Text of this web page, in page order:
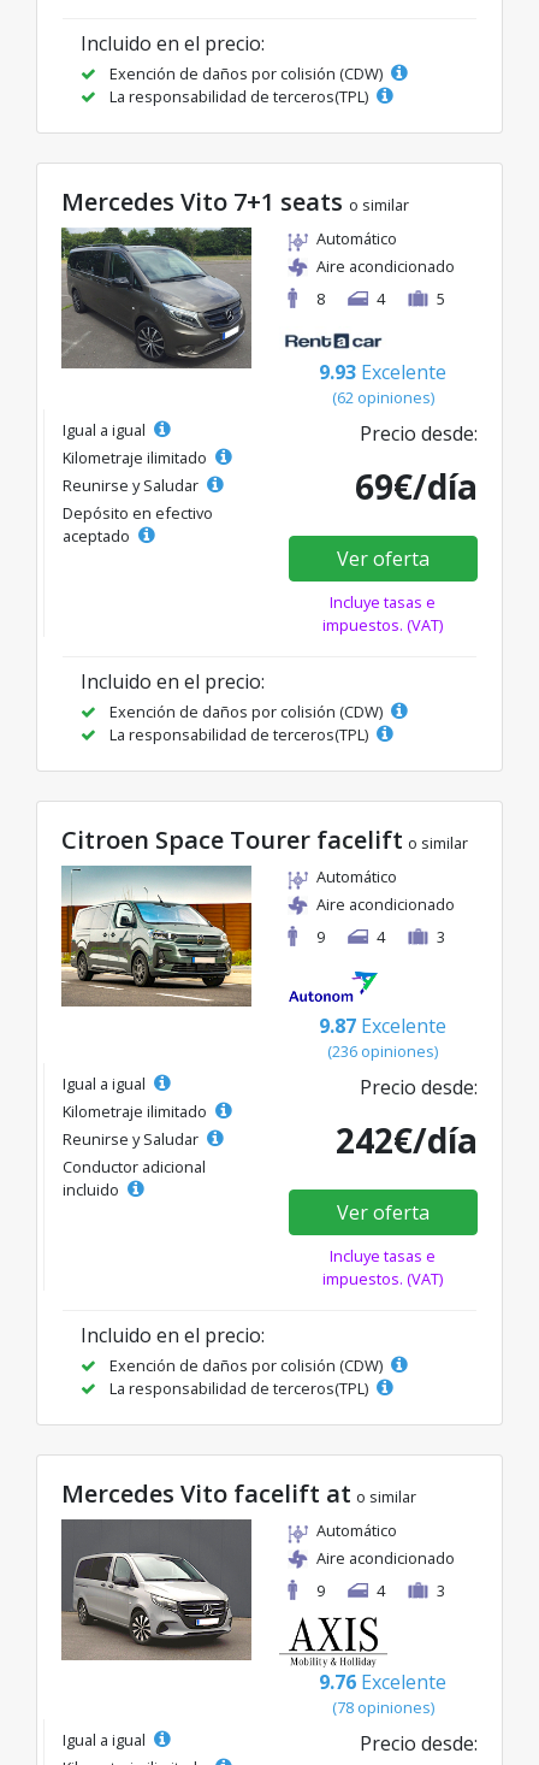
Incluido en el precio:
Exención de daños por colisión (CDW)
La responsabilidad de terceros(TPL)
Mercedes Vito 7+1 seats o similar
Automático
Aire acondicionado
8
4 5
9.93 Excelente
(62 opiniones)
Igual a igual
Kilometraje ilimitado
Reunirse y Saludar
Depósito en efectivo
aceptado
Precio desde:
69€/día
Ver oferta
Incluye tasas e
impuestos. (VAT)
Incluido en el precio:
Exención de daños por colisión (CDW)
La responsabilidad de terceros(TPL)
Citroen Space Tourer facelift o similar
Automático
Aire acondicionado
9
4 3
9.87 Excelente
(236 opiniones)
Igual a igual
Kilometraje ilimitado
Reunirse y Saludar
Conductor adicional
incluido
Precio desde:
242€/día
Ver oferta
Incluye tasas e
impuestos. (VAT)
Incluido en el precio:
Exención de daños por colisión (CDW)
La responsabilidad de terceros(TPL)
Mercedes Vito facelift at o similar
Automático
Aire acondicionado
9
4 3
9.76 Excelente
(78 opiniones)
Igual a igual
Precio desde: